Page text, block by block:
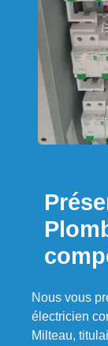
Nous vous
électricien
Milteau,